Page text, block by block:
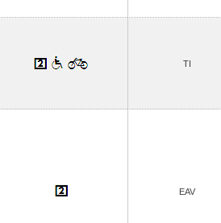
TI
EAV